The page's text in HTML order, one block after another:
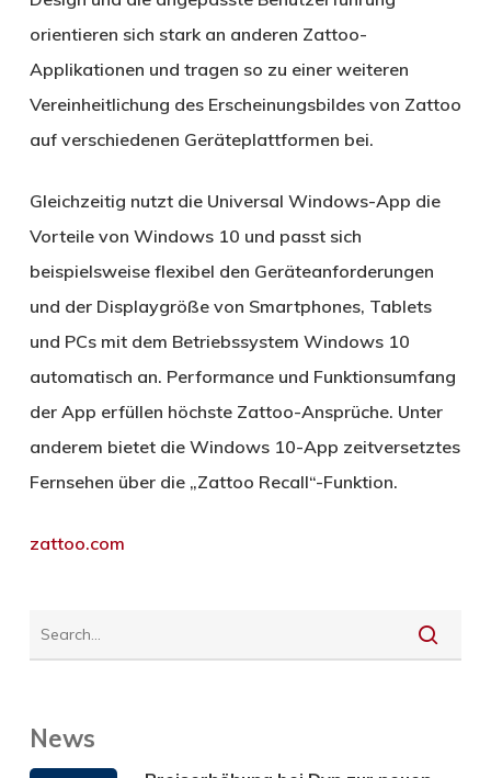
orientieren sich stark an anderen Zattoo-
Applikationen und tragen so zu einer weiteren
Vereinheitlichung des Erscheinungsbildes von Zattoo
auf verschiedenen Geräteplattformen bei.
Gleichzeitig nutzt die Universal Windows-App die
Vorteile von Windows 10 und passt sich
beispielsweise flexibel den Geräteanforderungen
und der Displaygröße von Smartphones, Tablets
und PCs mit dem Betriebssystem Windows 10
automatisch an. Performance und Funktionsumfang
der App erfüllen höchste Zattoo-Ansprüche. Unter
anderem bietet die Windows 10-App zeitversetztes
Fernsehen über die „Zattoo Recall“-Funktion.
zattoo.com
News